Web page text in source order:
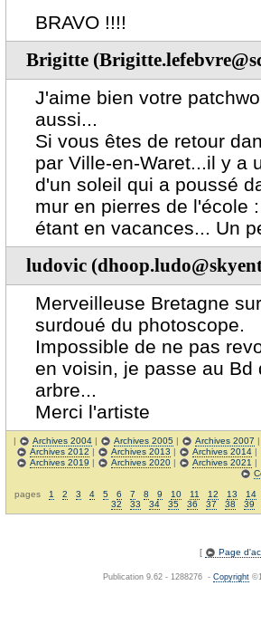
BRAVO !!!!
Brigitte
J'aime bien votre
aussi...
Si vous êtes de retour
par Ville-en-Waret...il y a
d'un soleil qui a poussé
mur en pierres de l'école
étant en vacances... Un
ludovic
Merveilleuse Bretagne
surdoué du photoscope.
Impossible de ne pas
en voisin, je passe au
arbre...
Merci l'artiste
| Archives 2004 | Archives 2005 | Archives 2007
Archives 2012 | Archives 2013 | Archives 2014|
Archives 2019 | Archives 2020| Archives 2021 |
pages 1 2 3 4 5 6 7 8 9 10 11 12 13
14
32
33 34 35 36 37 38 39
[ Page
Publication 9.62 - 1288276 - Copyright